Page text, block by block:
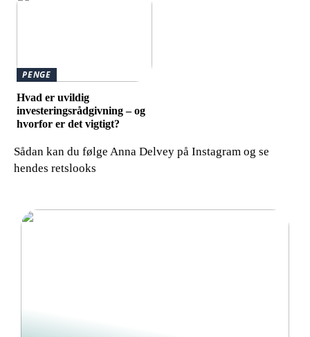
PENGE
Hvad er uvildig
investeringsrådgivning – og
hvorfor er det vigtigt?
Sådan kan du følge Anna Delvey på Instagram og se
hendes retslooks